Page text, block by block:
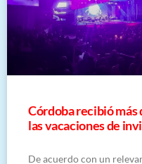
Córdoba recibió
las vacaciones de
De acuerdo con un